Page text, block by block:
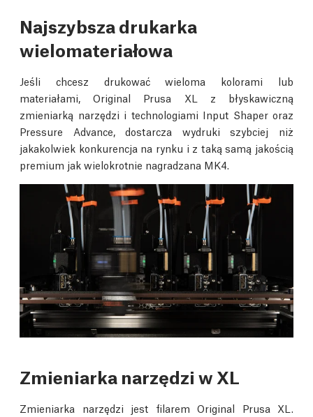
Najszybsza drukarka
wielomateriałowa
Jeśli chcesz drukować wieloma kolorami lub
materiałami, Original Prusa XL z błyskawiczną
zmieniarką narzędzi i technologiami Input Shaper oraz
Pressure Advance, dostarcza wydruki szybciej niż
jakakolwiek konkurencja na rynku i z taką samą jakością
premium jak wielokrotnie nagradzana MK4.
Zmieniarka narzędzi w XL
Zmieniarka narzędzi jest filarem Original Prusa XL.